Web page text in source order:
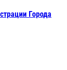
Города